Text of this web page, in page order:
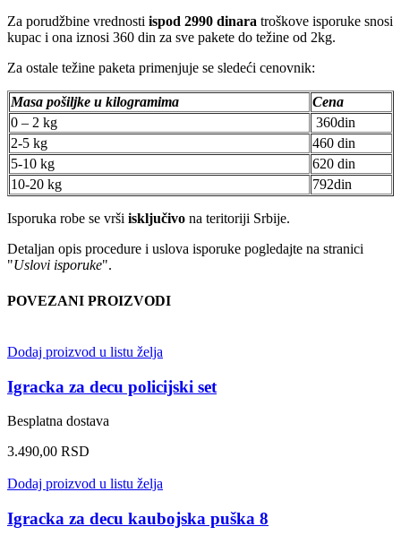
Za porudžbine vrednosti ispod 2990 dinara troškove isporuke snosi
kupac i ona iznosi 360 din za sve pakete do težine od 2kg.
Za ostale težine paketa primenjuje se sledeći cenovnik:
Masa pošiljke u kilogramima
Cena
0 – 2 kg
360din
2-5 kg
460 din
5-10 kg
620 din
10-20 kg
792din
Isporuka robe se vrši isključivo na teritoriji Srbije.
Detaljan opis procedure i uslova isporuke pogledajte na stranici
"Uslovi isporuke".
POVEZANI PROIZVODI
Dodaj proizvod u listu želja
Igracka za decu policijski set
Besplatna dostava
3.490,00 RSD
Dodaj proizvod u listu želja
Igracka za decu kaubojska puška 8